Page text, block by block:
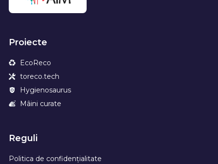
Proiecte
EcoReco
toreco.tech
Hygienosaurus
Mâini curate
Reguli
Politica de confidențialitate